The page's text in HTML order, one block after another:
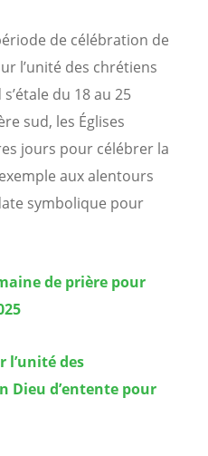
de célébration de
l’unité des chrétiens
du 18 au 25
sud, les Églises
jours pour célébrer la
aux alentours
symbolique pour
de prière pour
l’unité des
Dieu d’entente pour